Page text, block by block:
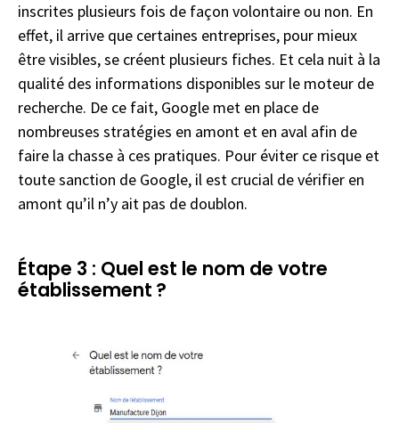
inscrites plusieurs fois de façon volontaire ou non. En
effet, il arrive que certaines entreprises, pour mieux
être visibles, se créent plusieurs fiches. Et cela nuit à la
qualité des informations disponibles sur le moteur de
recherche. De ce fait, Google met en place de
nombreuses stratégies en amont et en aval afin de
faire la chasse à ces pratiques. Pour éviter ce risque et
toute sanction de Google, il est crucial de vérifier en
amont qu’il n’y ait pas de doublon.
Étape 3 : Quel est le nom de votre
établissement ?